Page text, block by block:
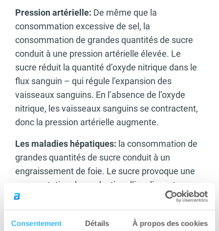
Consentement Détails À propos des cookies
Pression artérielle: De même que la
consommation excessive de sel, la
consommation de grandes quantités de sucre
conduit à une pression artérielle élevée. Le
sucre réduit la quantité d’oxyde nitrique dans le
flux sanguin – qui régule l’expansion des
vaisseaux sanguins. En l’absence de l’oxyde
nitrique, les vaisseaux sanguins se contractent,
donc la pression artérielle augmente.
Les maladies hépatiques: la consommation de
grandes quantités de sucre conduit à un
engraissement de foie. Le sucre provoque une
augmentation de production d’insuline, et par
conséquent la graisse produite à partir de sucre
est déposée dans le foie, entraînant une
inflammation et d’autres maladies.